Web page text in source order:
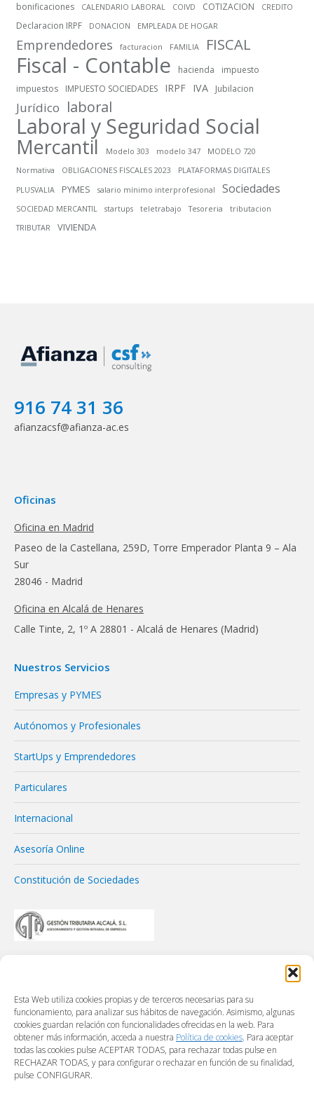
Esta Web utiliza cookies propias y de terceros necesarias para su
funcionamiento, para analizar sus hábitos de navegación. Asimismo, algunas
cookies guardan relación con funcionalidades ofrecidas en la web. Para
obtener más información, acceda a nuestra Política de cookies. Para aceptar
todas las cookies pulse ACEPTAR TODAS, para rechazar todas pulse en
RECHAZAR TODAS, y para configurar o rechazar en función de su finalidad,
pulse CONFIGURAR.
bonificaciones CALENDARIO LABORAL COIVD COTIZACION CREDITO
Declaracion IRPF DONACION EMPLEADA DE HOGAR
Emprendedores facturacion FAMILIA FISCAL
Fiscal - Contable hacienda
impuesto
impuestos
IMPUESTO SOCIEDADES IRPF IVA Jubilacion
Jurídico laboral
Laboral y Seguridad Social
Mercantil Modelo 303 modelo 347
MODELO 720
Normativa
OBLIGACIONES FISCALES 2023
PLATAFORMAS DIGITALES
PLUSVALIA
PYMES salario mínimo interprofesional Sociedades
SOCIEDAD MERCANTIL startups teletrabajo Tesoreria
tributacion
TRIBUTAR
VIVIENDA
916 74 31 36
afianzacsf@afianza-ac.es
Oficinas
Oficina en Madrid
Paseo de la Castellana, 259D, Torre Emperador Planta 9 – Ala
Sur
28046 - Madrid
Oficina en Alcalá de Henares
Calle Tinte, 2, 1º A 28801 - Alcalá de Henares (Madrid)
Nuestros Servicios
Empresas y PYMES
Autónomos y Profesionales
StartUps y Emprendedores
Particulares
Internacional
Asesoría Online
Constitución de Sociedades